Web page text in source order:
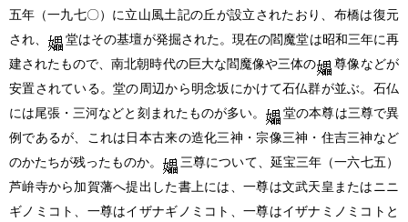
五年 （一九七〇） に立山風土記の丘が設立されたおり、布橋は復元
され、
堂はその基壇が発掘された。現在の閻魔堂は昭和三年に再
建されたもので、南北朝時代の巨大な閻魔像や三体の
尊像などが
安置されている。堂の周辺から明念坂にかけて石仏群が並ぶ。石仏
には尾張・三河などと刻まれたものが多い。
堂の本尊は三尊で異
例であるが、これは日本古来の造化三神・宗像三神・住吉三神など
のかたちが残ったものか。
三尊について、延宝三年 （一六七五）
芦峅寺から加賀藩へ提出した書上には、一尊は文武天皇またはニニ
ギノミコト、一尊はイザナギノミコト、一尊はイザナミノミコトと